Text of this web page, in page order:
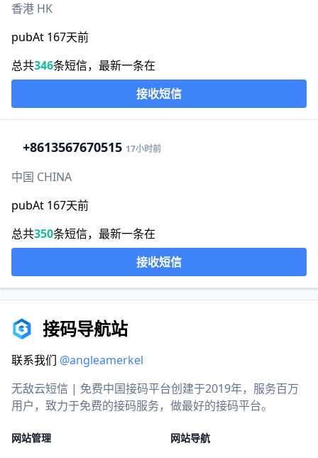
香港 HK
pubAt 167天前
总共346条短信，最新一条在
接收短信
+8613567670515 17小时前
中国 CHINA
pubAt 167天前
总共350条短信，最新一条在
接收短信
接码导航站
联系我们 @angleamerkel
无敌云短信 | 免费中国接码平台创建于2019年，服务百万
用户，致力于免费的接码服务，做最好的接码平台。
网站管理 网站导航